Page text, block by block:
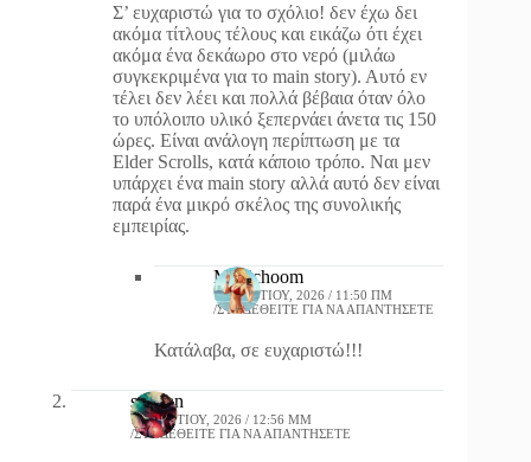
Σ’ ευχαριστώ για το σχόλιο! δεν έχω δει
ακόμα τίτλους τέλους και εικάζω ότι έχει
ακόμα ένα δεκάωρο στο νερό (μιλάω
συγκεκριμένα για το main story). Αυτό εν
τέλει δεν λέει και πολλά βέβαια όταν όλο
το υπόλοιπο υλικό ξεπερνάει άνετα τις 150
ώρες. Είναι ανάλογη περίπτωση με τα
Elder Scrolls, κατά κάποιο τρόπο. Ναι μεν
υπάρχει ένα main story αλλά αυτό δεν είναι
παρά ένα μικρό σκέλος της συνολικής
εμπειρίας.
Magichoom
19 ΜΑΡΤΊΟΥ, 2026 / 11:50 ΠΜ
ΣΥΝΔΕΘΕΊΤΕ ΓΙΑ ΝΑ ΑΠΑΝΤΉΣΕΤΕ
Κατάλαβα, σε ευχαριστώ!!!
spartan
19 ΜΑΡΤΊΟΥ, 2026 / 12:56 ΜΜ
ΣΥΝΔΕΘΕΊΤΕ ΓΙΑ ΝΑ ΑΠΑΝΤΉΣΕΤΕ